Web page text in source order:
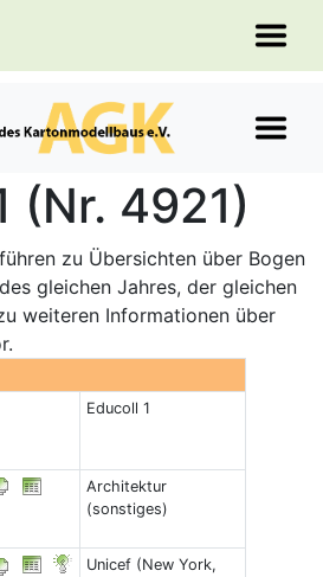
(Nr. 4921)
zu Übersichten über Bogen
gleichen Jahres, der gleichen
weiteren Informationen über
Educoll 1
Architektur
(sonstiges)
Unicef (New York,